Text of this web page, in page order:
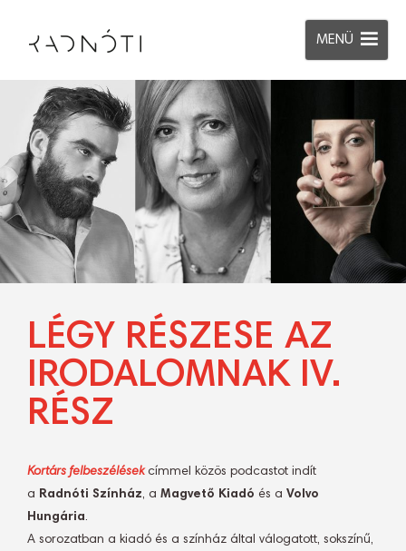
MENÜ
LÉGY RÉSZESE AZ
IRODALOMNAK IV.
RÉSZ
Kortárs felbeszélések címmel közös podcastot indít
a Radnóti Színház, a Magvető Kiadó és a Volvo
Hungária.
A sorozatban a kiadó és a színház által válogatott, sokszínű,